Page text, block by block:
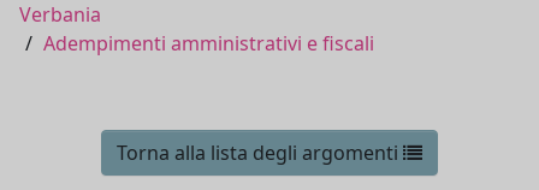
Verbania
Adempimenti amministrativi e fiscali
Torna alla lista degli argomenti